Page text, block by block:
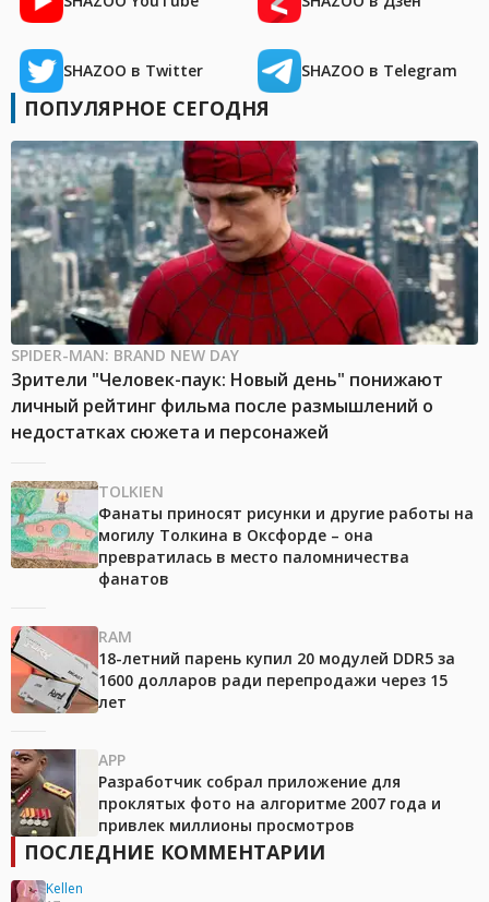
SHAZOO в Twitter SHAZOO в Telegram
ПОПУЛЯРНОЕ СЕГОДНЯ
SPIDER-MAN: BRAND NEW DAY
Зрители "Человек-паук: Новый день" понижают
личный рейтинг фильма после размышлений о
недостатках сюжета и персонажей
TOLKIEN
Фанаты приносят рисунки и другие работы на
могилу Толкина в Оксфорде – она
превратилась в место паломничества
фанатов
RAM
18-летний парень купил 20 модулей DDR5 за
1600 долларов ради перепродажи через 15
лет
APP
Разработчик собрал приложение для
проклятых фото на алгоритме 2007 года и
привлек миллионы просмотров
ПОСЛЕДНИЕ КОММЕНТАРИИ
Kellen